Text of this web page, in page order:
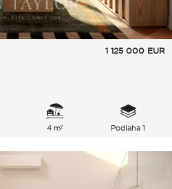
1 125 000 EUR
4 m² Podlaha 1